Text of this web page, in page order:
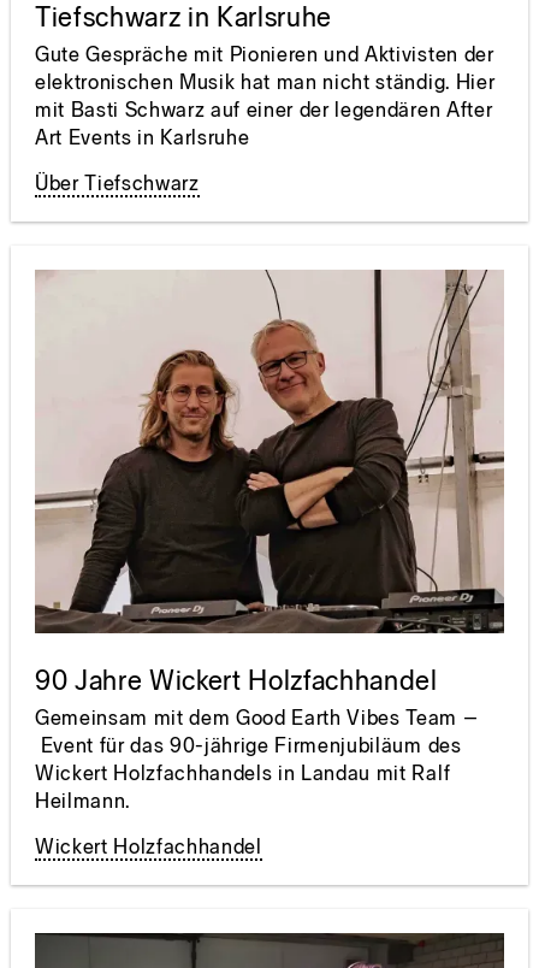
Tiefschwarz in Karlsruhe
Gute Gespräche mit Pionieren und Aktivisten der
elektronischen Musik hat man nicht ständig. Hier
mit Basti Schwarz auf einer der legendären After
Art Events in Karlsruhe
Über Tiefschwarz
90 Jahre Wickert Holzfachhandel
Gemeinsam mit dem Good Earth Vibes Team –
Event für das 90-jährige Firmenjubiläum des
Wickert Holzfachhandels in Landau mit Ralf
Heilmann.
Wickert Holzfachhandel